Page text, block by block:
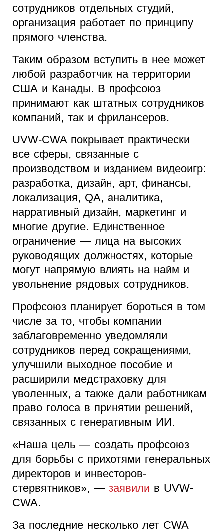
сотрудников отдельных студий,
организация работает по принципу
прямого членства.
Таким образом вступить в нее может
любой разработчик на территории
США и Канады. В профсоюз
принимают как штатных сотрудников
компаний, так и фрилансеров.
UVW-CWA покрывает практически
все сферы, связанные с
производством и изданием видеоигр:
разработка, дизайн, арт, финансы,
локализация, QA, аналитика,
нарративный дизайн, маркетинг и
многие другие. Единственное
ограничение — лица на высоких
руководящих должностях, которые
могут напрямую влиять на найм и
увольнение рядовых сотрудников.
Профсоюз планирует бороться в том
числе за то, чтобы компании
заблаговременно уведомляли
сотрудников перед сокращениями,
улучшили выходное пособие и
расширили медстраховку для
уволенных, а также дали работникам
право голоса в принятии решений,
связанных с генеративным ИИ.
«Наша цель — создать профсоюз
для борьбы с прихотями генеральных
директоров и инвесторов-
стервятников», — заявили в UVW-
CWA.
За последние несколько лет CWA